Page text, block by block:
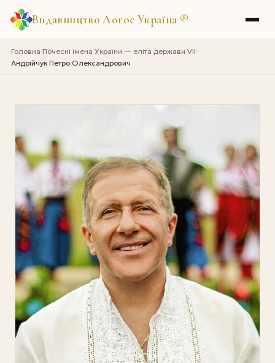
Видавництво Логос Україна ®
Головна›Почесні імена України — еліта держави VII›
Андрійчук Петро Олександрович